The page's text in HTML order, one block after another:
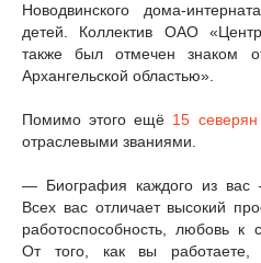
Новодвинского дома-
детей. Коллектив ОАО
также был отмечен знаком
Архангельской областью».
Помимо этого ещё 15 северян
отраслевыми званиями.
— Биография каждого из вас
Всех вас отличает высокий
работоспособность, любовь к
От того, как вы работаете,